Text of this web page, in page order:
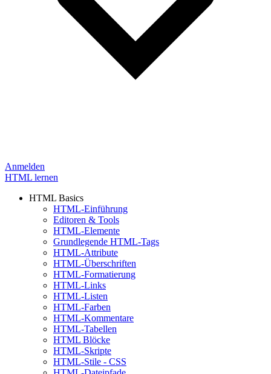
Anmelden
HTML lernen
HTML Basics
HTML-Einführung
Editoren & Tools
HTML-Elemente
Grundlegende HTML-Tags
HTML-Attribute
HTML-Überschriften
HTML-Formatierung
HTML-Links
HTML-Listen
HTML-Farben
HTML-Kommentare
HTML-Tabellen
HTML Blöcke
HTML-Skripte
HTML-Stile - CSS